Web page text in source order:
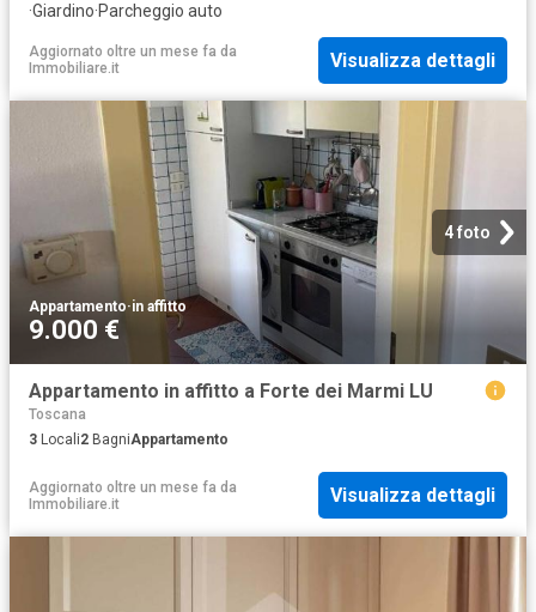
·Giardino·Parcheggio auto
Aggiornato oltre un mese fa da
Immobiliare.it
Visualizza dettagli
4 foto
Appartamento·in affitto
9.000 €
Appartamento in affitto a Forte dei Marmi LU
Toscana
3 Locali2 BagniAppartamento
Aggiornato oltre un mese fa da
Immobiliare.it
Visualizza dettagli